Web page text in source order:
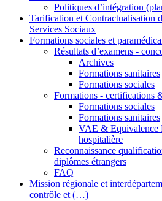
Politiques d’intégration
Tarification et Contractualisation
Services Sociaux
Formations sociales et
Résultats d’examens -
Archives
Formations sanitaires
Formations sociales
Formations - certifications
Formations sociales
Formations sanitaires
VAE & Equivalence
hospitalière
Reconnaissance
diplômes étrangers
FAQ
Mission régionale et
contrôle et (…)